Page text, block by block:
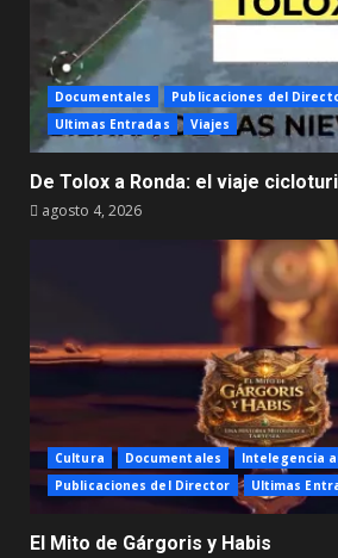
Documentales
Publicaciones del
Ultimas Entradas
Viajes
De Tolox a Ronda: el viaje
agosto 4, 2026
Cultura Documentales
Intelegencia
Publicaciones del Director
Ultimas
El Mito de Gárgoris y Habis